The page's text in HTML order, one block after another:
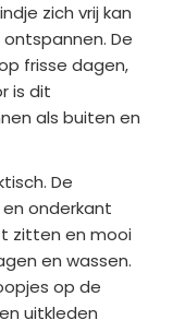
zich vrij kan
De
frisse dagen,
is dit
als buiten en
De
onderkant
zitten en mooi
en wassen.
op de
uitkleden